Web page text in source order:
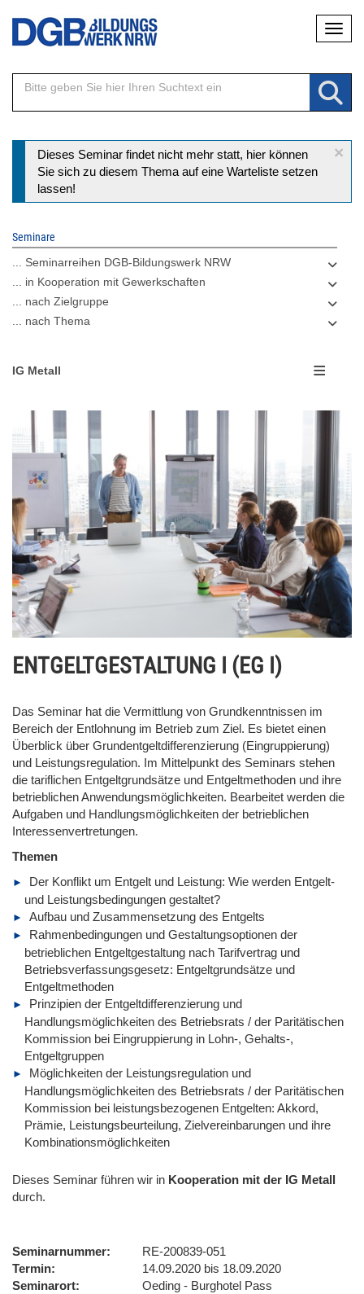
Direkt
Inhalt
×
Statusmeldung
Dieses Seminar findet nicht mehr statt, hier können
Sie sich zu diesem Thema auf eine Warteliste setzen
lassen!
Seminare
... Seminarreihen DGB-Bildungswerk NRW
... in Kooperation mit Gewerkschaften
... nach Zielgruppe
... nach Thema
IG Metall
ENTGELTGESTALTUNG I (EG I)
Das Seminar hat die Vermittlung von Grundkenntnissen im
Bereich der Entlohnung im Betrieb zum Ziel. Es bietet einen
Überblick über Grundentgeltdifferenzierung (Eingruppierung)
und Leistungsregulation. Im Mittelpunkt des Seminars stehen
die tariflichen Entgeltgrundsätze und Entgeltmethoden und ihre
betrieblichen Anwendungsmöglichkeiten. Bearbeitet werden die
Aufgaben und Handlungsmöglichkeiten der betrieblichen
Interessenvertretungen.
Themen
Der Konflikt um Entgelt und Leistung: Wie werden Entgelt-
und Leistungsbedingungen gestaltet?
Aufbau und Zusammensetzung des Entgelts
Rahmenbedingungen und Gestaltungsoptionen der
betrieblichen Entgeltgestaltung nach Tarifvertrag und
Betriebsverfassungsgesetz: Entgeltgrundsätze und
Entgeltmethoden
Prinzipien der Entgeltdifferenzierung und
Handlungsmöglichkeiten des Betriebsrats / der Paritätischen
Kommission bei Eingruppierung in Lohn-, Gehalts-,
Entgeltgruppen
Möglichkeiten der Leistungsregulation und
Handlungsmöglichkeiten des Betriebsrats / der Paritätischen
Kommission bei leistungsbezogenen Entgelten: Akkord,
Prämie, Leistungsbeurteilung, Zielvereinbarungen und ihre
Kombinationsmöglichkeiten
Dieses Seminar führen wir in Kooperation mit der IG Metall
durch.
Seminarnummer
RE-200839-051
Termin
14.09.2020 bis 18.09.2020
Seminarort
Oeding - Burghotel Pass